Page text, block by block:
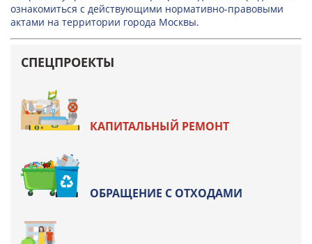
ознакомиться с действующими нормативно-правовыми
актами на территории города Москвы.
СПЕЦПРОЕКТЫ
КАПИТАЛЬНЫЙ РЕМОНТ
ОБРАЩЕНИЕ С ОТХОДАМИ